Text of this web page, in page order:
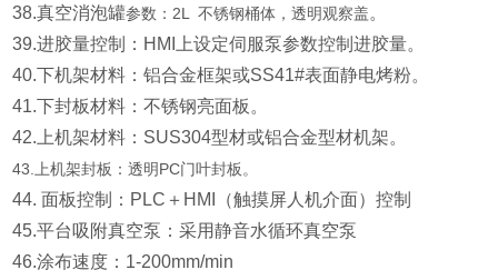
38.真空消泡罐参数：2L 不锈钢桶体，透明观察盖。
39.进胶量控制：HMI上设定伺服泵参数控制进胶量。
40.下机架材料：铝合金框架或SS41#表面静电烤粉。
41.下封板材料：不锈钢亮面板。
42.上机架材料：SUS304型材或铝合金型材机架。
43.上机架封板：透明PC门叶封板。
44. 面板控制：PLC＋HMI（触摸屏人机介面）控制
45.平台吸附真空泵：采用静音水循环真空泵
46.涂布速度：1-200mm/min